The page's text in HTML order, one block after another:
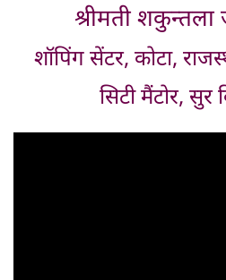
श्रीमती
शॉपिंग सेंटर, कोटा,
सिटी मैंटोर, सुर